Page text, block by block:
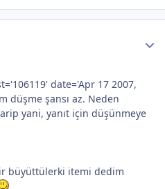
date='Apr 17 2007,
düşme şansı az. Neden
yani, yanıt için düşünmeye
büyüttülerki itemi dedim